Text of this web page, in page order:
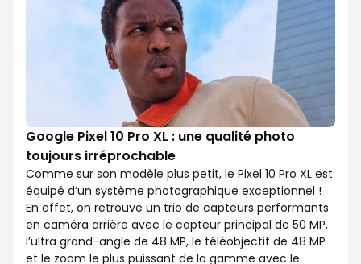
Google Pixel 10 Pro XL : une qualité photo
toujours irréprochable
Comme sur son modèle plus petit, le Pixel 10 Pro XL est
équipé d’un système photographique exceptionnel !
En effet, on retrouve un trio de capteurs performants
en caméra arrière avec le capteur principal de 50 MP,
l’ultra grand-angle de 48 MP, le téléobjectif de 48 MP
et le zoom le plus puissant de la gamme avec le